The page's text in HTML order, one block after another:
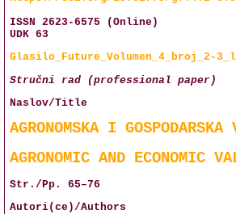
ISSN 2623-6575 (Online)
UDK 63
Glasilo_Future_Volumen_4_broj_2-
Stručni rad (professional paper)
Naslov/Title
AGRONOMSKA I
AGRONOMIC AND ECONOMIC
Str./Pp. 65–76
Autori(ce)/Authors